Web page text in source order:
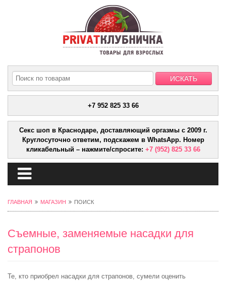
+7 952 825 33 66
Секс шоп в Краснодаре, доставляющий оргазмы с 2009 г.
Круглосуточно ответим, подскажем в WhatsApp. Номер
кликабельный – нажмите/спросите: +7 (952) 825 33 66
ГЛАВНАЯ МАГАЗИН ПОИСК
Съемные, заменяемые насадки для
страпонов
Те, кто приобрел насадки для страпонов, сумели оценить